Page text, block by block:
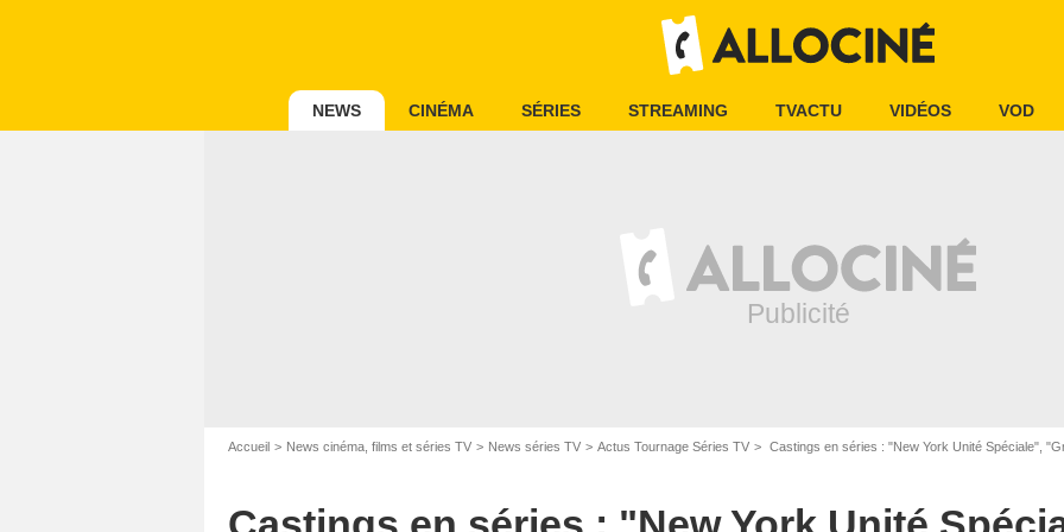
NEWS CINÉMA SÉRIES STREAMING TVACTU VIDÉOS VOD
Accueil News cinéma, films et séries TV News séries TV Actus Tournage Séries TV Castings en séries : "New York Unité Spéciale",